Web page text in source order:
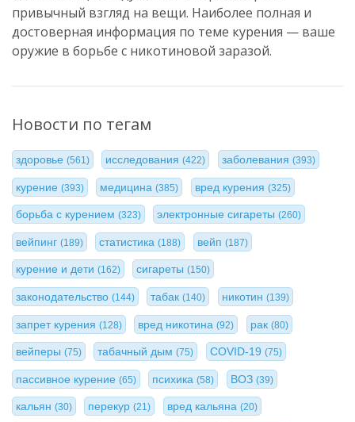
привычный взгляд на вещи. Наиболее полная и
достоверная информация по теме курения — ваше
оружие в борьбе с никотиновой заразой.
Новости по тегам
здоровье (561) исследования(422) заболевания (393)
курение (393) медицина(385) вред курения (325)
борьба с курением (323) электронные сигареты(260)
вейпинг (189) статистика(188) вейп (187)
курение и дети (162) сигареты(150)
законодательство (144) табак(140) никотин (139)
запрет курения (128) вред никотина(92) рак (80)
вейперы (75) табачный дым(75) COVID-19 (75)
пассивное курение (65) психика(58) ВОЗ (39)
кальян (30) перекур(21) вред кальяна (20)